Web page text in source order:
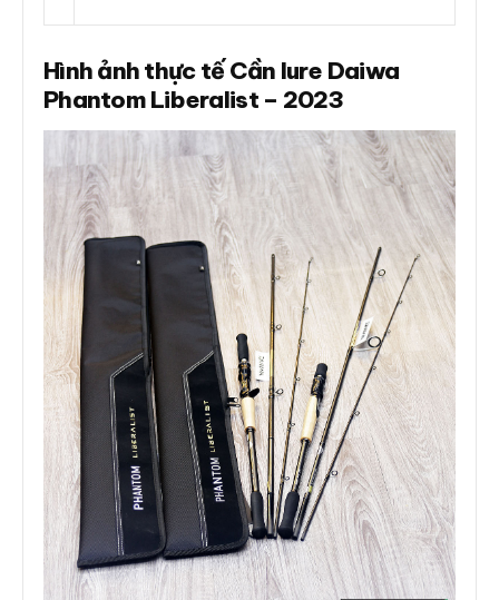
Hình ảnh thực tế Cần lure Daiwa
Phantom Liberalist – 2023